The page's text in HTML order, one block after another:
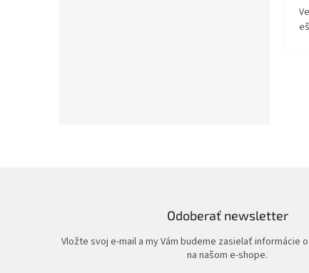
Odoberať newsletter
Vložte svoj e-mail a my Vám budeme zasielať informácie
na našom e-shope.